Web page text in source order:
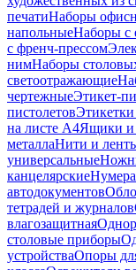
печатиНаборы
напольныеНаборы с
с френч-прессом
нимНаборы
светоотражающие
чертежныеЭтикет-
пистолетовЭтикетки
на листе А4Ящики и
металлаНити и
универсальные
канцелярские
автодокументов
тетрадей и журналов
влагозащитная
столовые приборы
устройстваОпоры